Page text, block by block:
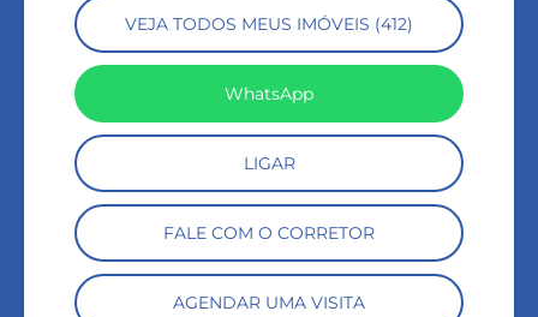
VEJA TODOS MEUS IMÓVEIS (412)
WhatsApp
LIGAR
FALE COM O CORRETOR
AGENDAR UMA VISITA